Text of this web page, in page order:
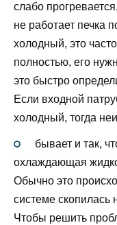
слабо
не работает печка
холодный, это
полностью, его
это быстро
Если входной
холодный, тогда
бывает и так,
охлаждающая
Обычно это
системе скопилась
Чтобы решить